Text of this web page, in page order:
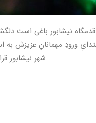
قدمگاه نیشابور باغی است
شهر نیشابور